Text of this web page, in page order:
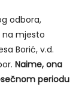
odbora,
na mjesto
Borić, v.d.
Naime, ona
periodu